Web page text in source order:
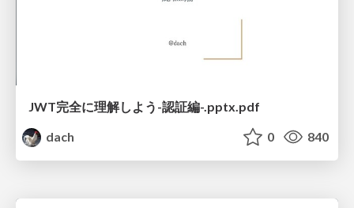
JWT完全に理解しよう-認証編-.pptx.pdf
dach
0 840